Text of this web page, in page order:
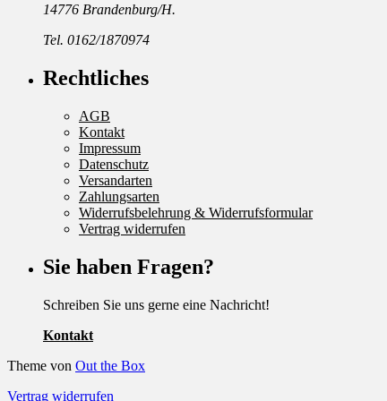
14776 Brandenburg/H.
Tel. 0162/1870974
Rechtliches
AGB
Kontakt
Impressum
Datenschutz
Versandarten
Zahlungsarten
Widerrufsbelehrung & Widerrufsformular
Vertrag widerrufen
Sie haben Fragen?
Schreiben Sie uns gerne eine Nachricht!
Kontakt
Theme von Out the Box
Vertrag widerrufen